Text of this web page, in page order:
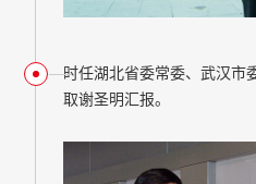
时任湖北省委常委、武汉市
取谢圣明汇报。